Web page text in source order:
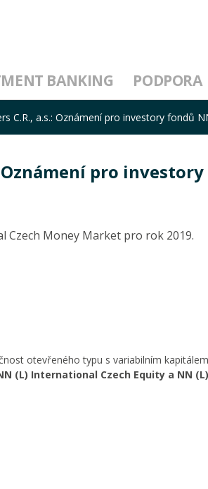
BANKING PODPORA
C.R., a.s.: Oznámení pro investory fondů
Oznámení pro investory
Czech Money Market pro rok 2019.
otevřeného typu s variabilním kapitálem
(L) International Czech Equity a NN (L)